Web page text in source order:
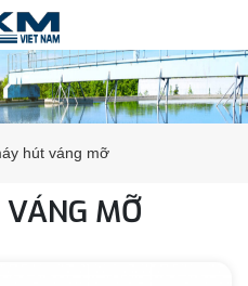
hút váng mỡ
MỠ